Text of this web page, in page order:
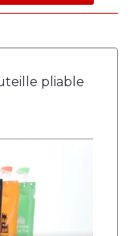
pliable